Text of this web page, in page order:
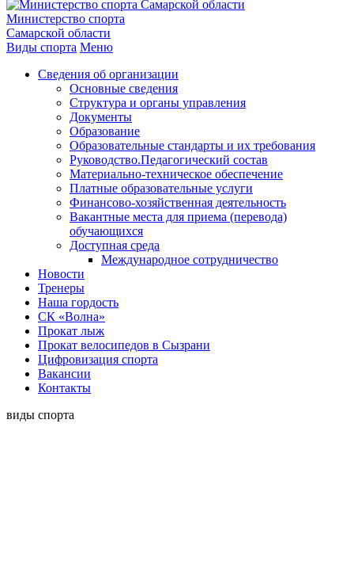
Министерство спорта
Самарской области
Виды спорта Меню
Сведения об организации
Основные сведения
Структура и органы управления
Документы
Образование
Образовательные стандарты и их требования
Руководство.Педагогический состав
Материально-техническое обеспечение
Платные образовательные услуги
Финансово-хозяйственная деятельность
Вакантные места для приема (перевода)
обучающихся
Доступная среда
Международное сотрудничество
Новости
Тренеры
Наша гордость
СК «Волна»
Прокат лыж
Прокат велосипедов в Сызрани
Цифровизация спорта
Вакансии
Контакты
виды спорта